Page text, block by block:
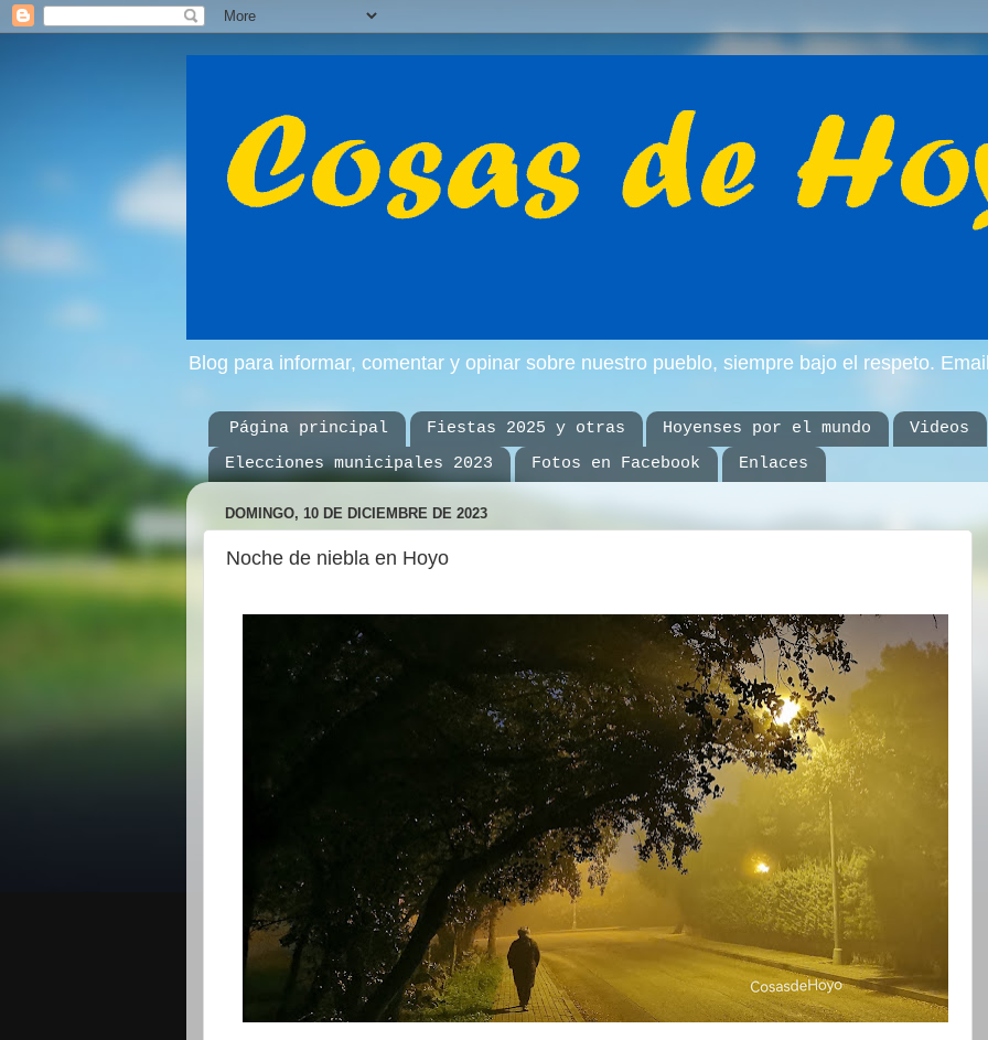
Blog para informar, comentar y opinar sobre nuestro pueblo, siempre bajo el respeto.
Página principal Fiestas 2025 y otras Hoyenses por el mundo
Videos
Elecciones municipales 2023
Fotos en Facebook Enlaces
DOMINGO, 10 DE DICIEMBRE DE 2023
Noche de niebla en Hoyo